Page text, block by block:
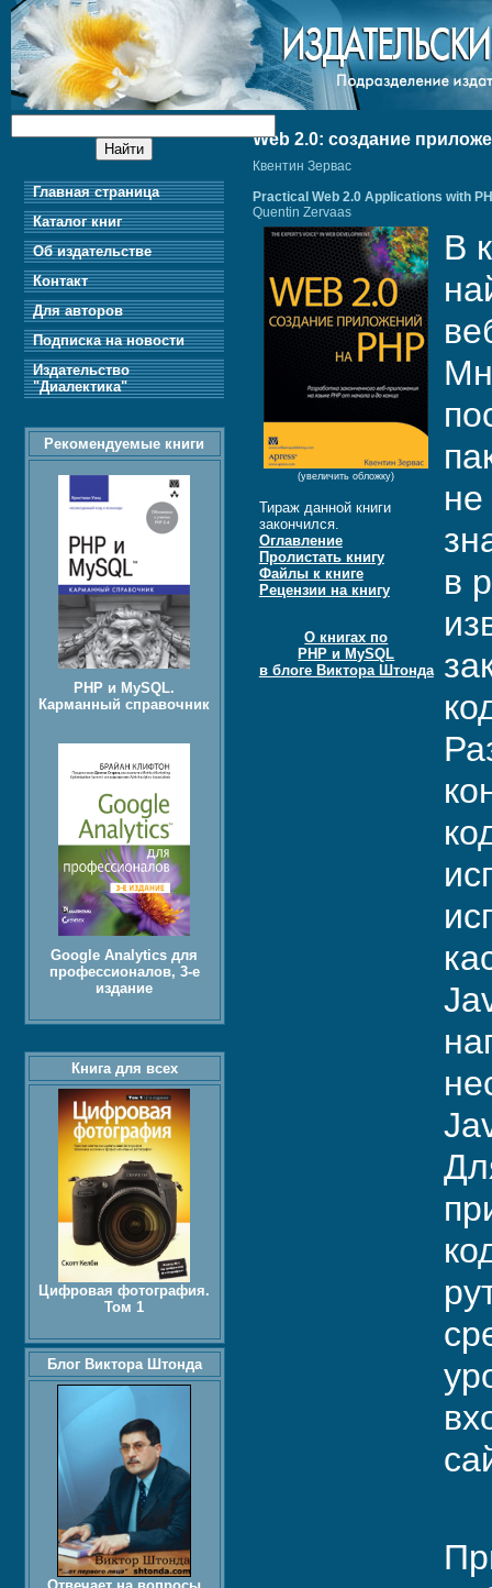
Web 2.0: создание
Квентин Зервас
Practical Web 2.0 Applications with
Quentin Zervaas
(увеличить обложку)
Тираж данной книги
закончился.
Оглавление
Пролистать книгу
Файлы к книге
Рецензии на книгу
О книгах по
PHP и MySQL
в блоге Виктора Штонда
В
в
Главная страница
Каталог книг
Об издательстве
Контакт
Для авторов
Подписка на новости
Издательство
"Диалектика"
Рекомендуемые книги
PHP и MySQL.
Карманный справочник
Google Analytics для
профессионалов, 3-е
издание
Книга для всех
Цифровая фотография.
Том 1
Блог Виктора Штонда